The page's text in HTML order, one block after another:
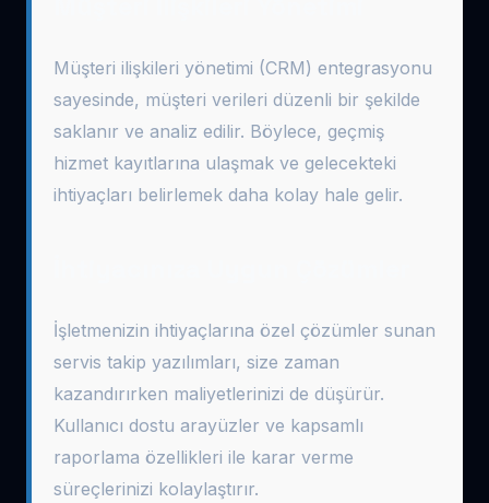
Müşteri ilişkileri yönetimi (CRM) entegrasyonu
sayesinde, müşteri verileri düzenli bir şekilde
saklanır ve analiz edilir. Böylece, geçmiş
hizmet kayıtlarına ulaşmak ve gelecekteki
ihtiyaçları belirlemek daha kolay hale gelir.
İşletmenizin ihtiyaçlarına özel çözümler sunan
servis takip yazılımları, size zaman
kazandırırken maliyetlerinizi de düşürür.
Kullanıcı dostu arayüzler ve kapsamlı
raporlama özellikleri ile karar verme
süreçlerinizi kolaylaştırır.